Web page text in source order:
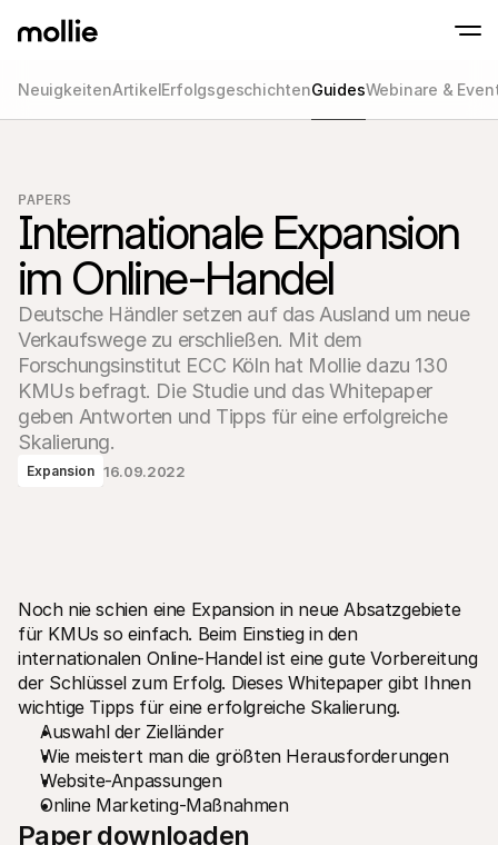
Empfangen Sie
Terminals und
Wiederkehrende
Erhalten Sie
Abo-Zahlungen
Acceptance & Risk
Verhindern Sie
maximieren Sie die
Partner
Für Agenturen
Erfahren Sie mehr über unser Agentur-Partnerprogramm
Technische Ressourcen
Developer-Portal
Entdecken Sie unsere Ressourcen und Updates für
Developer
Bibliotheken
Integrieren Sie Mollie mit unseren Plug-and-Play-Paketen
Discord community
Werden Sie Teil der Entwickler-Community
Über Mollie
NeuigkeitenArtikelErfolgsgeschichtenGuidesWebinare &
PAPERS
Internationale Expansion
im Online-Handel
Deutsche Händler setzen auf das Ausland um neue
Verkaufswege zu erschließen. Mit dem
Forschungsinstitut ECC Köln hat Mollie dazu 130
KMUs befragt. Die Studie und das Whitepaper
geben Antworten und Tipps für eine erfolgreiche
Skalierung.
Expansion 16.09.2022
Noch nie schien eine Expansion in neue Absatzgebiete
für KMUs so einfach. Beim Einstieg in den
internationalen Online-Handel ist eine gute Vorbereitung
der Schlüssel zum Erfolg. Dieses Whitepaper gibt Ihnen
wichtige Tipps für eine erfolgreiche Skalierung.
Auswahl der Zielländer
Wie meistert man die größten Herausforderungen
Website-Anpassungen
Online Marketing-Maßnahmen
Paper downloaden